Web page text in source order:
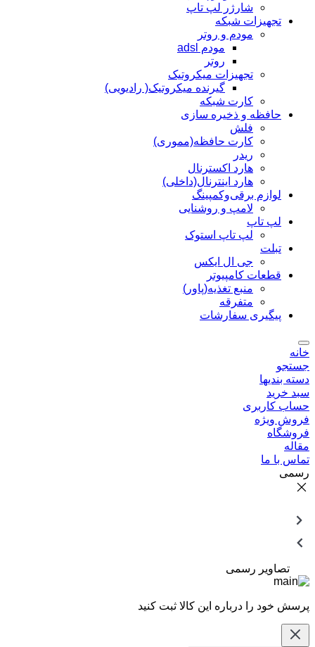
شارژر لپ تاپ
تجهیزات شبکه
مودم و روتر
مودم adsl
روتر
تجهیزات میکروتیک
گیرنده میکروتیک( رادیویی)
کارت شبکه
حافظه و ذخیره سازی
فلش
کارت حافظه(مموری)
ریدر
هارد اکسترنال
هارد اینترنال(داخلی)
لوازم برقی‌وکمپینگ
لامپ و روشنایی
لپ تاپ
لپ تاپ استوک
تبلت
جی ال ایکس
قطعات کامپیوتر
منبع تغذیه(پاور)
متفرقه
پیگیری سفارشات
خانه
جستجو
دسته بندیها
سبد خرید
حساب کاربری
فروش ویژه
فروشگاه
مقاله
تماس با ما
رسمی
تصاویر رسمی
پرسش خود را درباره این کالا ثبت کنید